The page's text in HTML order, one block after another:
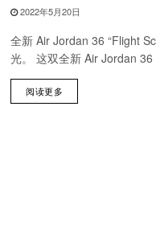
2022年5月20日
全新 Air Jordan 36 “Flight
光。 这双全新 Air Jordan 36
阅读更多